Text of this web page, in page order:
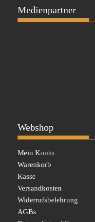
Medienpartner
Webshop
Mein Konto
Warenkorb
Kasse
Versandkosten
Widerrufsbelehrung
AGBs